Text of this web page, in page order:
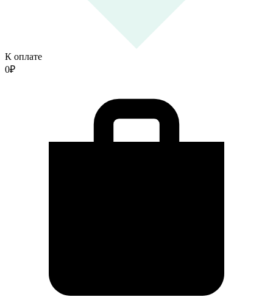
К оплате
0₽